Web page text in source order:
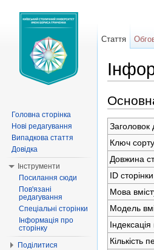
Заголовок
Ключ
Довжина
ID сторінки
Мова
Модель
Кількість
Стаття
Головна сторінка
Нові редагування
Випадкова стаття
Довідка
Інструменти
Посилання сюди
Пов'язані
редагування
Спеціальні сторінки
Інформація про
сторінку
Поділитися